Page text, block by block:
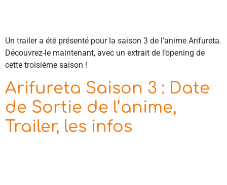
Un trailer a été présenté pour la saison 3 de l’anime Arifureta.
Découvrez-le maintenant, avec un extrait de l’opening de
cette troisième saison !
Arifureta Saison 3 : Date
de Sortie de l’anime,
Trailer, les infos